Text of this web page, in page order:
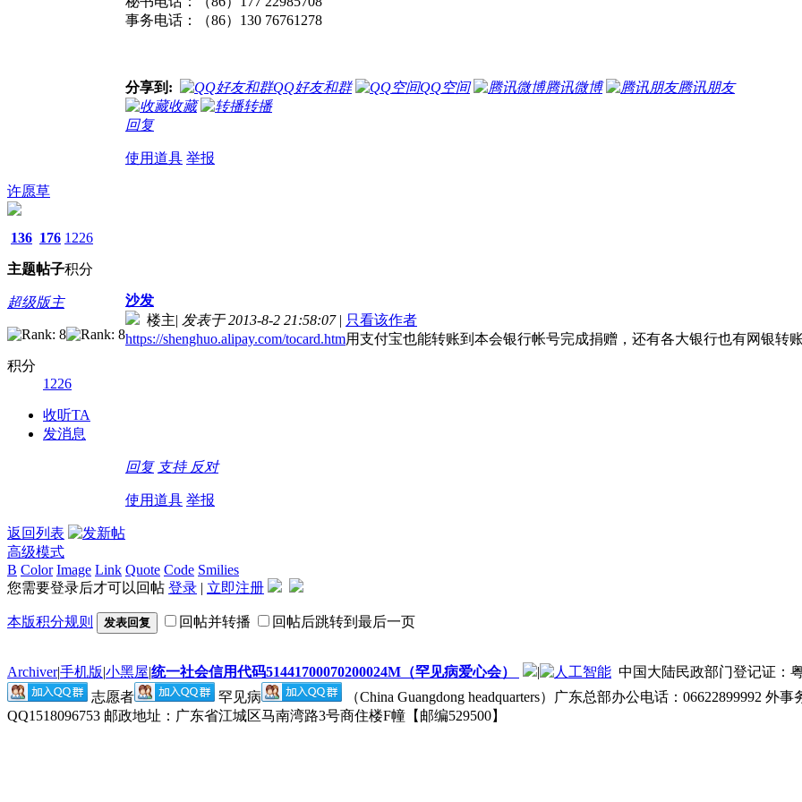
事务电话：（86）130 76761278
分享到: QQ好友和群 QQ空间 腾讯微博
腾讯朋友
收藏
转播
回复
使用道具 举报
许愿草
136
主题
176
帖子
1226
积分
超级版主
积分
1226
收听TA
发消息
沙发
楼主| 发表于 2013-8-2 21:58:07 | 只看该作者
https://shenghuo.alipay.com/tocard.htm用支付宝也能转账到本会银行帐号完成捐赠，还有各大银行也有网银转
回复 支持 反对
使用道具 举报
返回列表
高级模式
B Color Image Link Quote Code Smilies
您需要登录后才可以回帖 登录 | 立即注册
本版积分规则 发表回复 回帖并转播 回帖后跳转到最后一页
Archiver|手机版|小黑屋|统一社会信用代码51441700070200024M（罕见病爱心会） |
中国大陆民政部门登记证：
志愿者
罕见病
（China Guangdong headquarters）广东总部办公电话：06622899992 外
QQ1518096753 邮政地址：广东省江城区马南湾路3号商住楼F幢【邮编529500】